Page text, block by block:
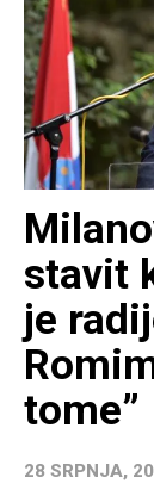
stavit
je
tome”
28 SRPNJA,